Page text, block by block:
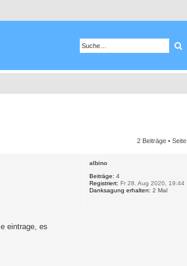
2 Beiträge • Seite
albino
Beiträge: 4
Registriert: Fr 28. Aug 2020, 19:44
Danksagung erhalten: 2 Mal
eintrage, es